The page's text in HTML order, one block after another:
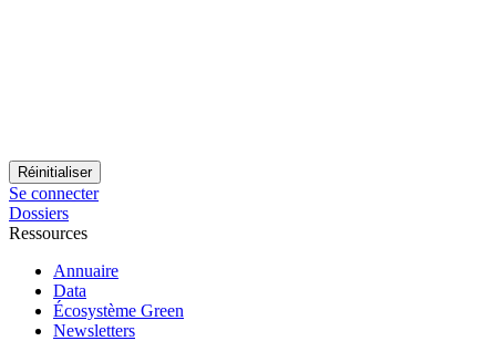
Se connecter
Dossiers
Ressources
Annuaire
Data
Écosystème Green
Newsletters